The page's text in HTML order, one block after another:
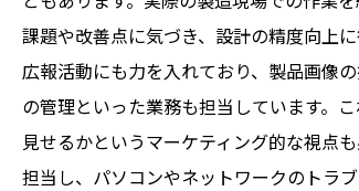
課題や改善点に気づき、設計の精度向上
広報活動にも力を入れており、製品画像
の管理といった業務も担当しています。
見せるかというマーケティング的な視点
担当し、パソコンやネットワークのトラ